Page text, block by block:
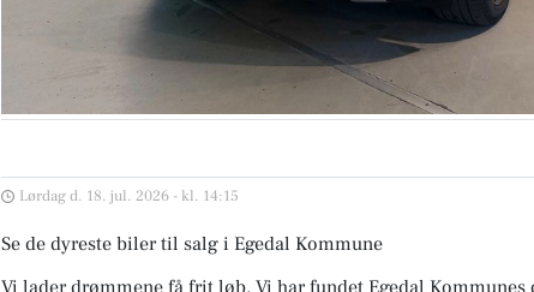
Lørdag d. 18. jul. 2026 - kl. 14:15
Se de dyreste biler til salg i Egedal Kommune